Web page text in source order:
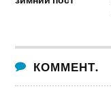
КОММЕНТ.